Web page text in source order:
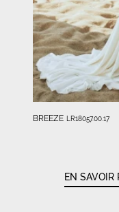
BREEZE LR18057.00.17
EN SAVOIR